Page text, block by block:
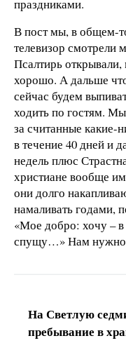
праздниками.
В пост мы, в общем-
телевизор смотрели
Псалтирь
хорошо. А дальше
сейчас будем
ходить по гостям.
за считанные какие-
в течение 40 дней и
недель плюс
христиане вообще
они долго
намаливать годами,
«Мое добро: хочу – в
спущу…» Нам нужно
На Светлую
пребывание в